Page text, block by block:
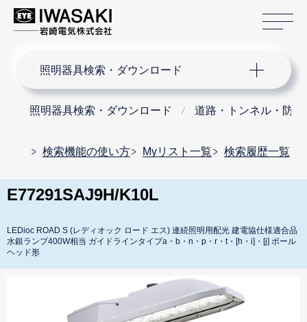
照明器具検索・ダウンロード
照明器具検索・ダウンロード 道路・トンネル・防犯
検索機能の使い方 Myリスト一覧 検索履歴一覧
E77291SAJ9H/K10L
LEDioc ROAD S (レディオック ロード エス) 連続照明用配光 建電協仕様適合品
水銀ランプ400W相当 ガイドラインタイプa・b・n・p・r・t・[h・i]・[j] ポール
ヘッド形